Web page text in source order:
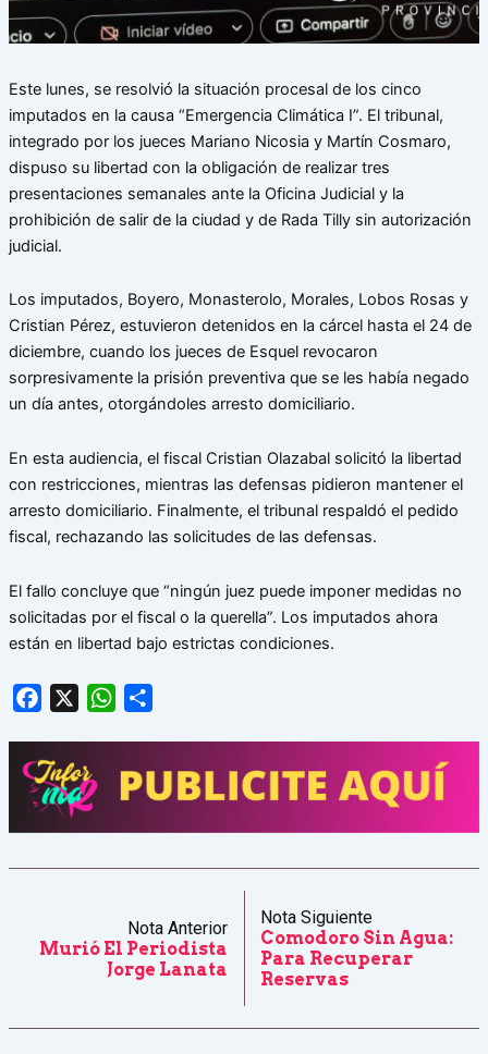
Este lunes, se resolvió la situación procesal de los cinco
imputados en la causa “Emergencia Climática I”. El tribunal,
integrado por los jueces Mariano Nicosia y Martín Cosmaro,
dispuso su libertad con la obligación de realizar tres
presentaciones semanales ante la Oficina Judicial y la
prohibición de salir de la ciudad y de Rada Tilly sin autorización
judicial.
Los imputados, Boyero, Monasterolo, Morales, Lobos Rosas y
Cristian Pérez, estuvieron detenidos en la cárcel hasta el 24 de
diciembre, cuando los jueces de Esquel revocaron
sorpresivamente la prisión preventiva que se les había negado
un día antes, otorgándoles arresto domiciliario.
En esta audiencia, el fiscal Cristian Olazabal solicitó la libertad
con restricciones, mientras las defensas pidieron mantener el
arresto domiciliario. Finalmente, el tribunal respaldó el pedido
fiscal, rechazando las solicitudes de las defensas.
El fallo concluye que “ningún juez puede imponer medidas no
solicitadas por el fiscal o la querella”. Los imputados ahora
están en libertad bajo estrictas condiciones.
Facebook WhatsApp
Nota Anterior
Murió El Periodista
Jorge Lanata
Nota Siguiente
Comodoro Sin Agua:
Para Recuperar
Reservas